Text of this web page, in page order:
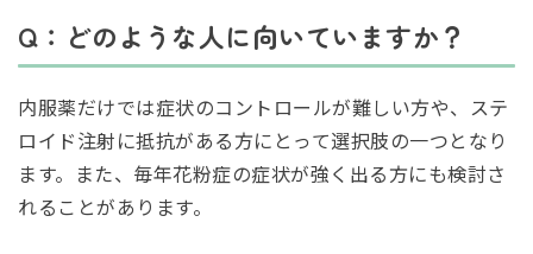
Q：どのような人に向いていますか？
内服薬だけでは症状のコントロールが難しい方や、ステ
ロイド注射に抵抗がある方にとって選択肢の一つとなり
ます。また、毎年花粉症の症状が強く出る方にも検討さ
れることがあります。